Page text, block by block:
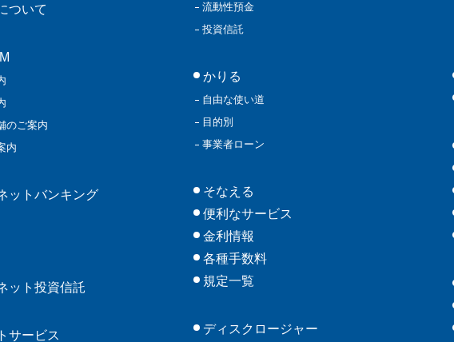
ついて
のご案内
内
ットバンキング
ット投資信託
サービス
流動性預金
投資信託
かりる
自由な使い道
目的別
事業者ローン
そなえる
便利なサービス
金利情報
各種手数料
規定一覧
ディスクロージャー